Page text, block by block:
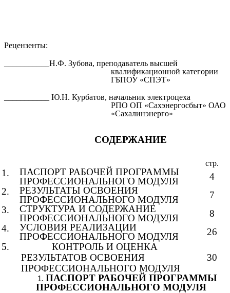
Рецензенты:
___________Н.Ф. Зубова, преподаватель высшей
квалификационной категории
ГБПОУ «СПЭТ»
___________ Ю.Н. Курбатов, начальник электроцеха
РПО ОП «Сахэнергосбыт» ОАО
«Сахалинэнерго»
СОДЕРЖАНИЕ
стр.
1.
ПАСПОРТ РАБОЧЕЙ ПРОГРАММЫ
ПРОФЕССИОНАЛЬНОГО МОДУЛЯ
4
2.
РЕЗУЛЬТАТЫ ОСВОЕНИЯ
ПРОФЕССИОНАЛЬНОГО МОДУЛЯ
7
3.
СТРУКТУРА И СОДЕРЖАНИЕ
ПРОФЕССИОНАЛЬНОГО МОДУЛЯ
8
4.
УСЛОВИЯ РЕАЛИЗАЦИИ
ПРОФЕССИОНАЛЬНОГО МОДУЛЯ
26
5.
КОНТРОЛЬ И ОЦЕНКА
РЕЗУЛЬТАТОВ ОСВОЕНИЯ
ПРОФЕССИОНАЛЬНОГО МОДУЛЯ
30
ПАСПОРТ РАБОЧЕЙ ПРОГРАММЫ
ПРОФЕССИОНАЛЬНОГО МОДУЛЯ